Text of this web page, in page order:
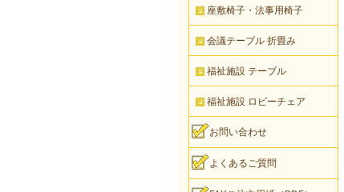
座敷椅子・法事用椅子
会議テーブル 折畳み
福祉施設 テーブル
福祉施設 ロビーチェア
お問い合わせ
よくあるご質問